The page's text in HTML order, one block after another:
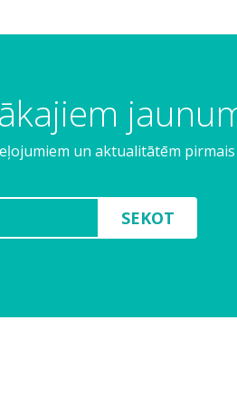
un aktualitātēm pirmais
SEKOT